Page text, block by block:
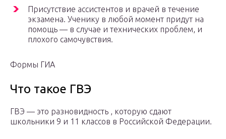
Присутствие ассистентов и врачей в течение
экзамена. Ученику в любой момент придут на
помощь — в случае и технических проблем, и
плохого самочувствия.
Формы ГИА‍
Что такое ГВЭ
ГВЭ — это разновидность , которую сдают
школьники 9 и 11 классов в Российской Федерации.